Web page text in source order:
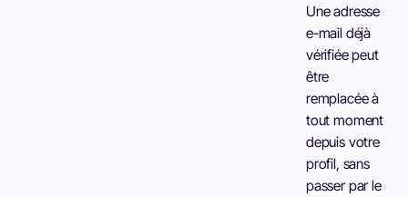
Une adresse
e-mail déjà
vérifiée peut
être
remplacée à
tout moment
depuis votre
profil, sans
passer par le